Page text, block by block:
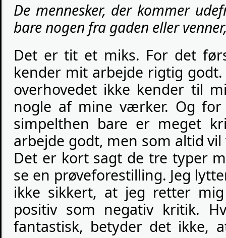
De mennesker, der kommer
bare nogen fra gaden eller
Det er tit et miks. For det
kender mit arbejde rigtig
overhovedet ikke kender til
nogle af mine værker. Og
simpelthen bare er meget
arbejde godt, men som altid
Det er kort sagt de tre typer
se en prøveforestilling. Jeg
ikke sikkert, at jeg retter
positiv som negativ kritik.
fantastisk, betyder det ikke,